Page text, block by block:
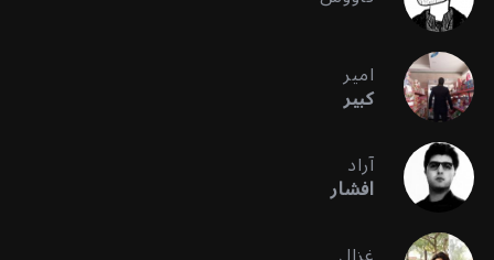
امیر
کبیر
آراد
افشار